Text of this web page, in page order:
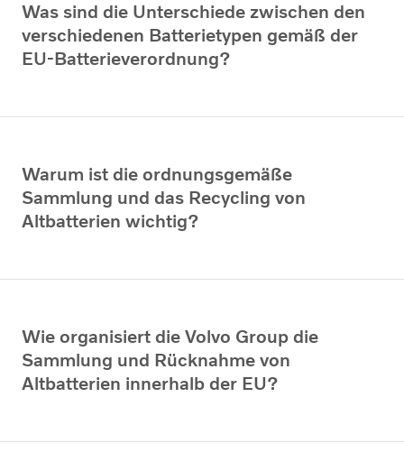
Was sind die Unterschiede zwischen den
verschiedenen Batterietypen gemäß der
EU-Batterieverordnung?
Warum ist die ordnungsgemäße
Sammlung und das Recycling von
Altbatterien wichtig?
Wie organisiert die Volvo Group die
Sammlung und Rücknahme von
Altbatterien innerhalb der EU?